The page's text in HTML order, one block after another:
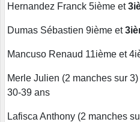
Hernandez Franck 5ième et
Dumas Sébastien 9ième et
Mancuso Renaud 11ième et
Merle Julien (2 manches sur
30-39 ans
Lafisca Anthony (2 manches